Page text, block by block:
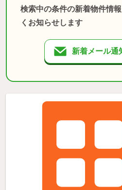
検索中の条件の新着物件情
くお知らせします
新着メール通